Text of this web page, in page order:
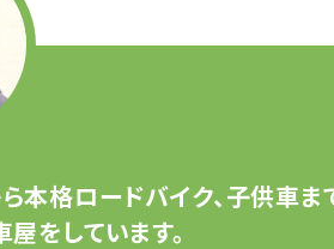
本格ロードバイク、子供車ま
をしています。